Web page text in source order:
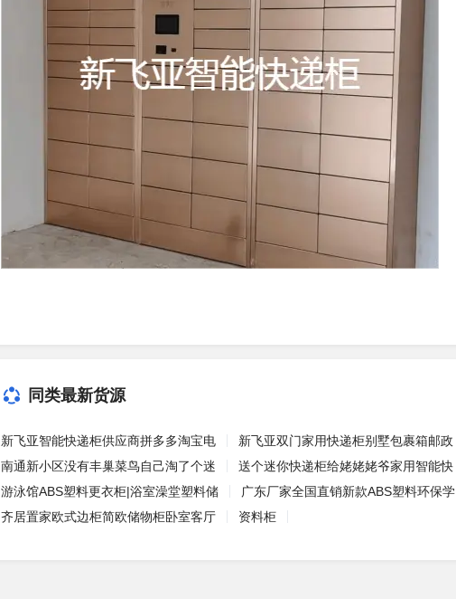
同类最新货源
新飞亚智能快递柜供应商拼多多淘宝电 新飞亚双门家用快递柜别墅包裹箱邮政
南通新小区没有丰巢菜鸟自己淘了个迷
送个迷你快递柜给姥姥姥爷家用智能快
游泳馆ABS塑料更衣柜|浴室澡堂塑料储
广东厂家全国直销新款ABS塑料环保学
齐居置家欧式边柜简欧储物柜卧室客厅
资料柜